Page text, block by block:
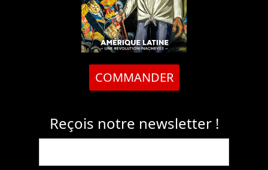
COMMANDER
Reçois notre newsletter !